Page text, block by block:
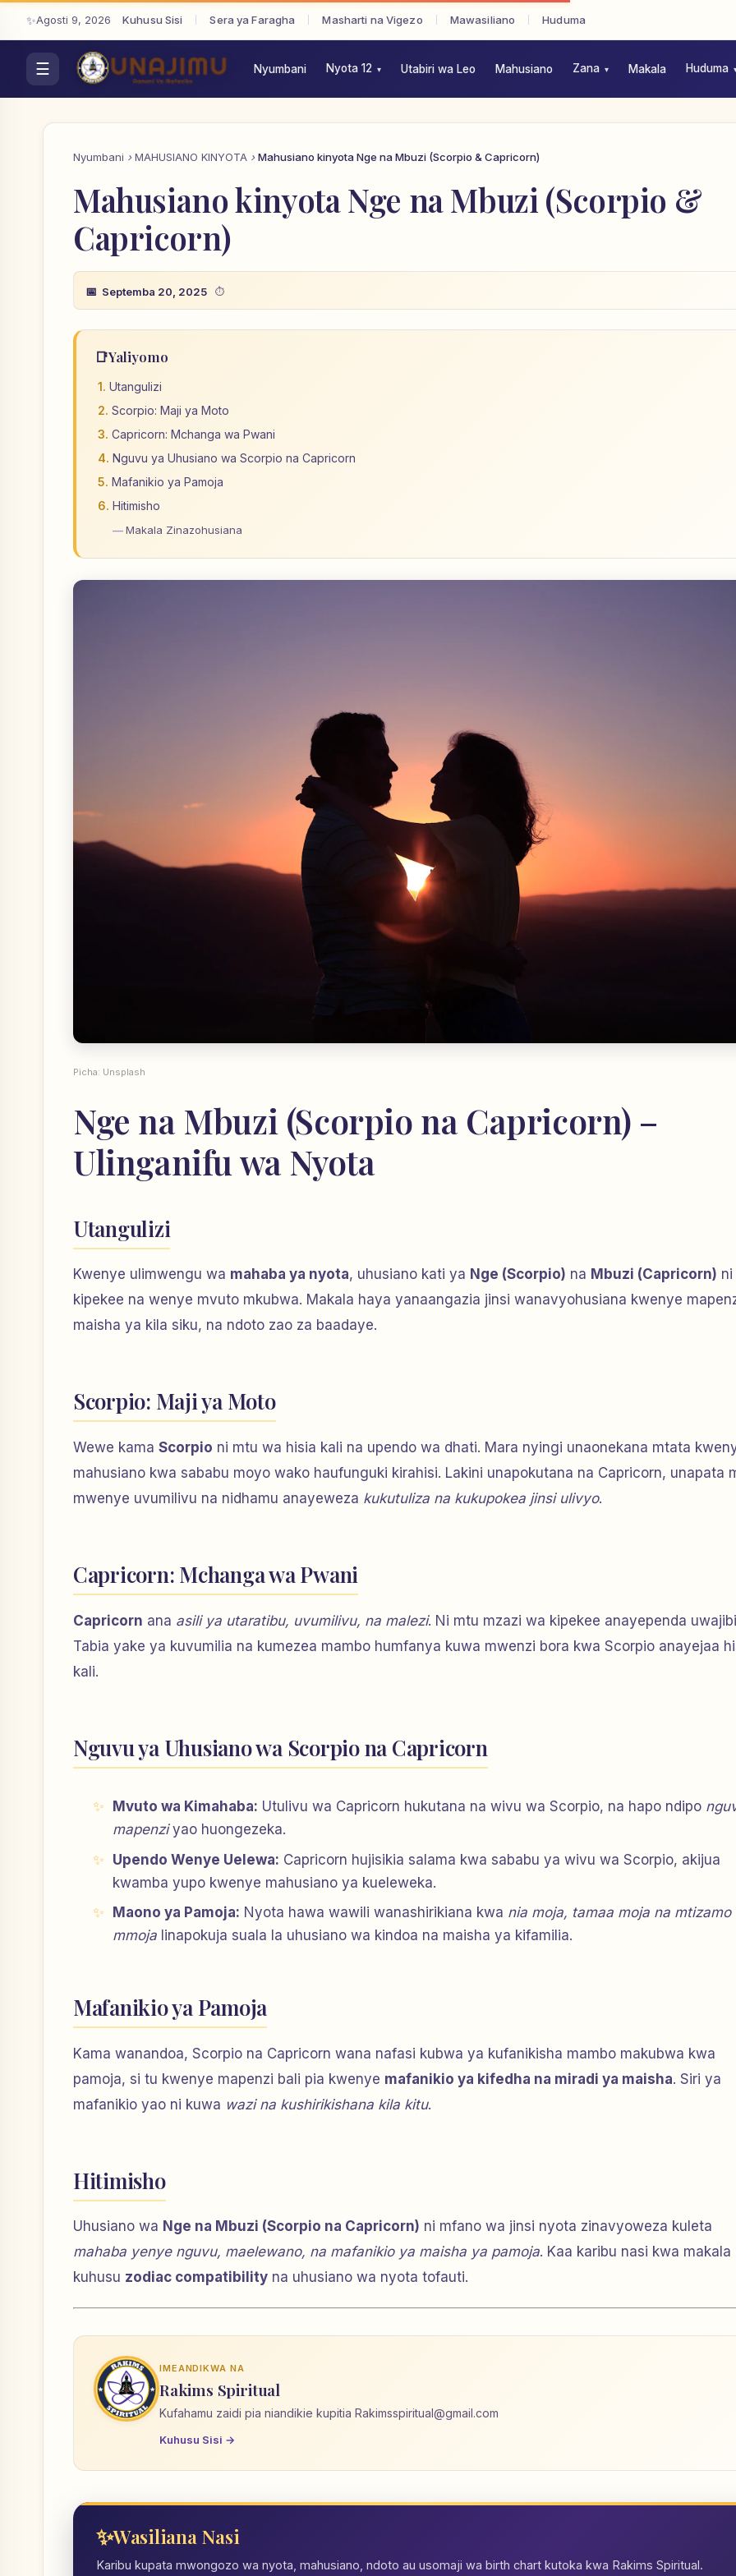
Agosti 9, 2026 Kuhusu Sisi Sera ya Faragha Masharti na Vigezo Mawasiliano Huduma
Nyumbani Nyota 12 Utabiri wa Leo Mahusiano Zana Makala Huduma
Nyumbani MAHUSIANO KINYOTA Mahusiano kinyota Nge na Mbuzi (Scorpio & Capricorn)
Mahusiano kinyota Nge na Mbuzi (Scorpio &
Capricorn)
Septemba 20, 2025
📑Yaliyomo
Utangulizi
Scorpio: Maji ya Moto
Capricorn: Mchanga wa Pwani
Nguvu ya Uhusiano wa Scorpio na Capricorn
Mafanikio ya Pamoja
Hitimisho
Makala Zinazohusiana
Picha: Unsplash
Nge na Mbuzi (Scorpio na Capricorn) –
Ulinganifu wa Nyota
Utangulizi
Kwenye ulimwengu wa mahaba ya nyota, uhusiano kati ya Nge (Scorpio) na Mbuzi (Capricorn)
kipekee na wenye mvuto mkubwa. Makala haya yanaangazia jinsi wanavyohusiana kwenye
maisha ya kila siku, na ndoto zao za baadaye.
Scorpio: Maji ya Moto
Wewe kama Scorpio ni mtu wa hisia kali na upendo wa dhati. Mara nyingi unaonekana mtata
mahusiano kwa sababu moyo wako haufunguki kirahisi. Lakini unapokutana na Capricorn, unapata
mwenye uvumilivu na nidhamu anayeweza kukutuliza na kukupokea jinsi ulivyo.
Capricorn: Mchanga wa Pwani
Capricorn ana asili ya utaratibu, uvumilivu, na malezi. Ni mtu mzazi wa kipekee anayependa
Tabia yake ya kuvumilia na kumezea mambo humfanya kuwa mwenzi bora kwa Scorpio anayejaa
kali.
Nguvu ya Uhusiano wa Scorpio na Capricorn
Mvuto wa Kimahaba: Utulivu wa Capricorn hukutana na wivu wa Scorpio, na hapo ndipo
mapenziyao huongezeka.
Upendo Wenye Uelewa: Capricorn hujisikia salama kwa sababu ya wivu wa Scorpio, akijua
kwamba yupo kwenye mahusiano ya kueleweka.
Maono ya Pamoja: Nyota hawa wawili wanashirikiana kwa nia moja, tamaa moja na mtizamo
mmojalinapokuja suala la uhusiano wa kindoa na maisha ya kifamilia.
Mafanikio ya Pamoja
Kama wanandoa, Scorpio na Capricorn wana nafasi kubwa ya kufanikisha mambo makubwa kwa
pamoja, si tu kwenye mapenzi bali pia kwenye mafanikio ya kifedha na miradi ya maisha. Siri ya
mafanikio yao ni kuwa wazi na kushirikishana kila kitu.
Hitimisho
Uhusiano wa Nge na Mbuzi (Scorpio na Capricorn) ni mfano wa jinsi nyota zinavyoweza kuleta
mahaba yenye nguvu, maelewano, na mafanikio ya maisha ya pamoja. Kaa karibu nasi kwa makala
kuhusu zodiac compatibility na uhusiano wa nyota tofauti.
IMEANDIKWA NA
Rakims Spiritual
Kufahamu zaidi pia niandikie kupitia Rakimsspiritual@gmail.com
Kuhusu Sisi →
Wasiliana Nasi
Karibu kupata mwongozo wa nyota, mahusiano, ndoto au usomaji wa birth chart kutoka kwa Rakims Spiritual.